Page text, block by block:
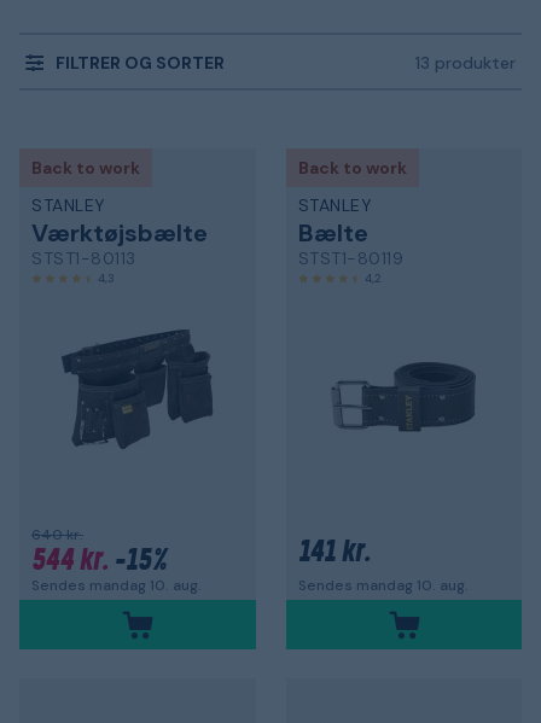
FILTRER OG SORTER 13 produkter
Back to work
STANLEY
Værktøjsbælte
STST1-80113
4,3
640 kr.
544 kr. -15%
Sendes mandag 10. aug.
Back to work
STANLEY
Bælte
STST1-80119
4,2
141 kr.
Sendes mandag 10. aug.